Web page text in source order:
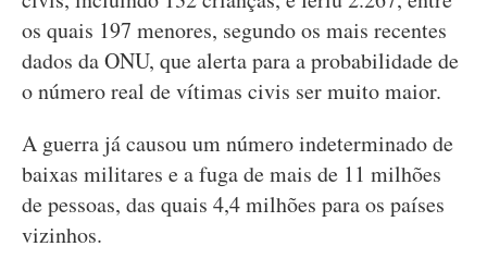
os quais 197 menores, segundo os mais recentes
dados da ONU, que alerta para a probabilidade de
o número real de vítimas civis ser muito maior.
A guerra já causou um número indeterminado de
baixas militares e a fuga de mais de 11 milhões
de pessoas, das quais 4,4 milhões para os países
vizinhos.